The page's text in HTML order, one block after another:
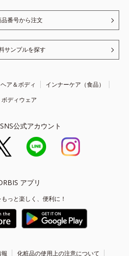
品番号から注文
サンプルを探す
ヘア＆ボディ
インナーケア（食品）
ボディウェア
公式アカウント
アプリ
っと楽しく、便利に！
化粧品の使用上の注意について